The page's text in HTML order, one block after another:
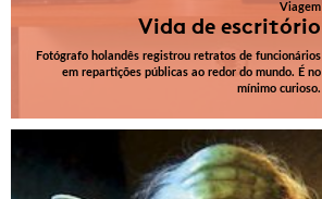
Viagem
Vida de escritório
Fotógrafo holandês registrou retratos de funcionários
em repartições públicas ao redor do mundo. É no
mínimo curioso.